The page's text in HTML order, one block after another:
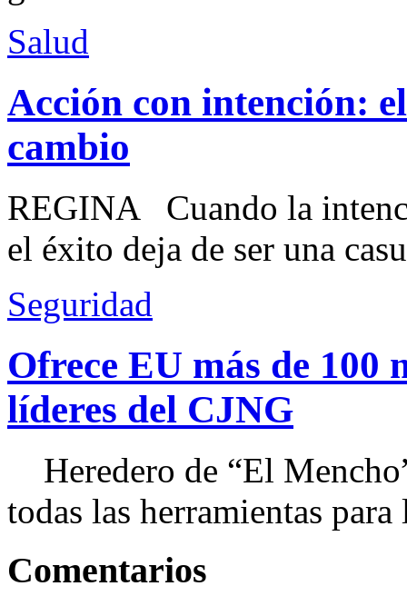
Salud
Acción con intención:
cambio
REGINA Cuando la
el éxito deja de ser una
Seguridad
Ofrece EU más de 100
líderes del CJNG
Heredero de “El
todas las herramientas
Comentarios